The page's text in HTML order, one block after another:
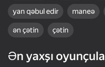
yan qəbul edir maneə
ən çətin çətin
Ən yaxşı